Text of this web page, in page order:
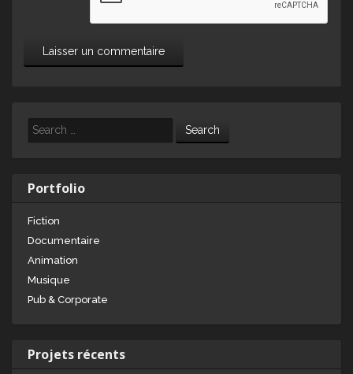
Search
Portfolio
Fiction
Documentaire
Animation
Musique
Pub & Corporate
Projets récents